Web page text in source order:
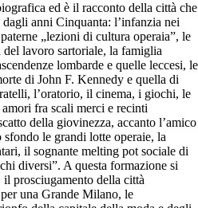
ed è il racconto della città che
anni Cinquanta: l’infanzia nei
„lezioni di cultura operaia”, le
lavoro sartoriale, la famiglia
lombarde e quelle leccesi, le
di John F. Kennedy e quella di
l’oratorio, il cinema, i giochi, le
fra scali merci e recinti
della giovinezza, accanto l’amico
le grandi lotte operaie, la
il sognante melting pot sociale di
diversi”. A questa formazione si
prosciugamento della città
una Grande Milano, le